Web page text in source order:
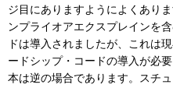
ジ目にありますようによくあり
ンプライオアエクスプレインを
ドは導入されましたが、これは
ードシップ・コードの導入が必
本は逆の場合であります。スチ